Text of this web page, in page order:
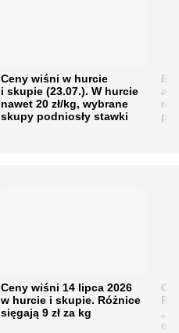
Ceny wiśni w hurcie
i skupie (23.07.). W hurcie
nawet 20 zł/kg, wybrane
skupy podniosły stawki
Ceny wiśni 14 lipca 2026
w hurcie i skupie. Różnice
sięgają 9 zł za kg